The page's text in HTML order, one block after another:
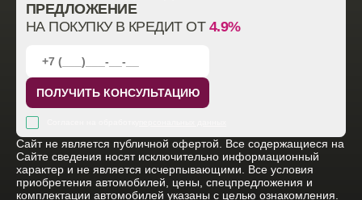
ПРЕДЛОЖЕНИЕ
НА ПОКУПКУ В КРЕДИТ ОТ 4.9%
ПОЛУЧИТЬ КОНСУЛЬТАЦИЮ
Cайт не является публичной офертой. Все содержащиеся на
Сайте сведения носят исключительно информационный
характер и не является исчерпывающими. Все условия
приобретения автомобилей, цены, спецпредложения и
комплектации автомобилей указаны с целью ознакомления.